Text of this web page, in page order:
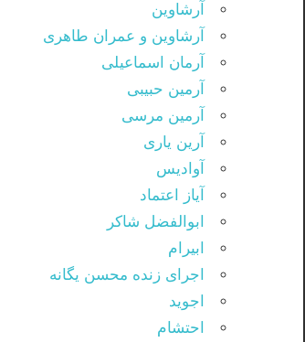
آرشاوین
آرشاوین و عمران طاهری
آرمان اسماعیلی
آرمین حبیبی
آرمین مرسی
آرین یاری
آوادیس
آیاز اعتماد
ابوالفضل شاکر
ابیرام
اجرای زنده محسن یگانه
اجوید
احتشام